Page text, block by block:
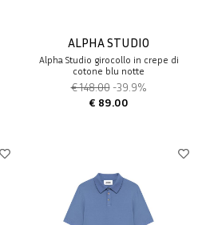
ALPHA STUDIO
Alpha Studio girocollo in crepe di
cotone blu notte
€ 148.00 -39.9%
€ 89.00